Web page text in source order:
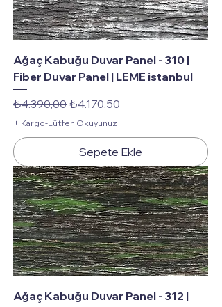
Ağaç Kabuğu Duvar Panel - 310 |
Fiber Duvar Panel | LEME istanbul
Normal Fiyat
₺4.390,00 İndirimli Fiyat
₺4.170,50
+ Kargo-Lütfen Okuyunuz
Sepete Ekle
Ağaç Kabuğu Duvar Panel - 312 |